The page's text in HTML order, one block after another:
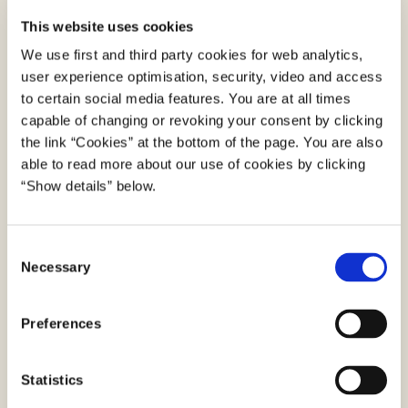
This website uses cookies
We use first and third party cookies for web analytics,
user experience optimisation, security, video and access
to certain social media features. You are at all times
capable of changing or revoking your consent by clicking
the link “Cookies” at the bottom of the page. You are also
able to read more about our use of cookies by clicking
“Show details” below.
Necessary
Preferences
Statistics
hjælp til digitale gøremål. Initiativet er delt op i to
spor:
I spor 1 er der fokus på videreudvikling og
udbredelse af Digital Fuldmagt, så borgere, der skal
have hjælp eller hjælpe andre i fremtiden, vil have
én indgang til digitale fuldmagter i det offentlige.
Spor 2 omhandler en analyse af behovet for en
kunne give alle fuldmagter i Digital Fuldmagt på en
og samme tid – både de, der er tilgængelig i dag,
og de fuldmagter, der kommer til i fremtiden. Den
digitale samlede fuldmagt vil forventeligt også
Således får borgere én digital fuldmagt, der kan